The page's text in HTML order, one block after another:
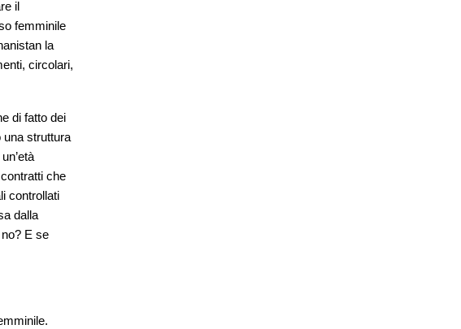
il
femminile
la
circolari,
di fatto dei
una struttura
che
controllati
dalla
E se